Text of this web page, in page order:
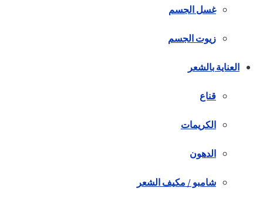
غسل الجسم
زيوت الجسم
العناية بالشعر
قناع
الكريمات
الدهون
شامبو / مكيف الشعر